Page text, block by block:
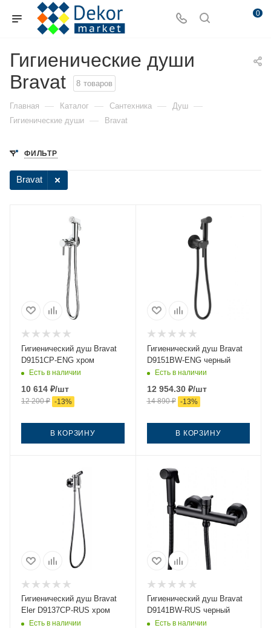
0
Гигиенические души
Bravat
8 товаров
Главная — Каталог — Сантехника — Душ —
Гигиенические души — Bravat
ФИЛЬТР
Bravat
Гигиенический душ Bravat
D9151CP-ENG хром
Есть в наличии
10 614 ₽/шт
12 200₽ -13%
В КОРЗИНУ
Гигиенический душ Bravat
D9151BW-ENG черный
Есть в наличии
12 954.30₽/шт
14 890₽ -13%
В КОРЗИНУ
Гигиенический душ Bravat
Eler D9137CP-RUS хром
Есть в наличии
Гигиенический душ Bravat
D9141BW-RUS черный
Есть в наличии